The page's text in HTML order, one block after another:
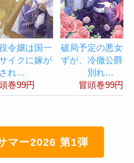
令嬢は国一
イクに嫁が
され…
巻99円
破局予定の悪女の
ずが、冷徹公爵様
別れ…
冒頭巻99円
マー2026 第1弾